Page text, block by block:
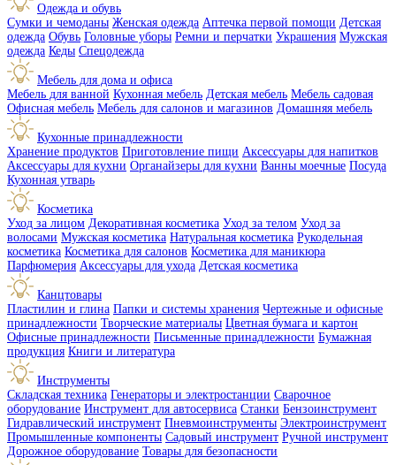
Одежда и обувь
Сумки и чемоданы Женская одежда Аптечка первой помощи Детская
одежда Обувь Головные уборы Ремни и перчатки Украшения Мужская
одежда Кеды Спецодежда
Мебель для дома и офиса
Мебель для ванной Кухонная мебель Детская мебель Мебель садовая
Офисная мебель Мебель для салонов и магазинов Домашняя мебель
Кухонные принадлежности
Хранение продуктов Приготовление пищи Аксессуары для напитков
Аксессуары для кухни Органайзеры для кухни Ванны моечные Посуда
Кухонная утварь
Косметика
Уход за лицом Декоративная косметика Уход за телом Уход за
волосами Мужская косметика Натуральная косметика Рукодельная
косметика Косметика для салонов Косметика для маникюра
Парфюмерия Аксессуары для ухода Детская косметика
Канцтовары
Пластилин и глина Папки и системы хранения Чертежные и офисные
принадлежности Творческие материалы Цветная бумага и картон
Офисные принадлежности Письменные принадлежности Бумажная
продукция Книги и литература
Инструменты
Складская техника Генераторы и электростанции Сварочное
оборудование Инструмент для автосервиса Станки Бензоинструмент
Гидравлический инструмент Пневмоинструменты Электроинструмент
Промышленные компоненты Садовый инструмент Ручной инструмент
Дорожное оборудование Товары для безопасности